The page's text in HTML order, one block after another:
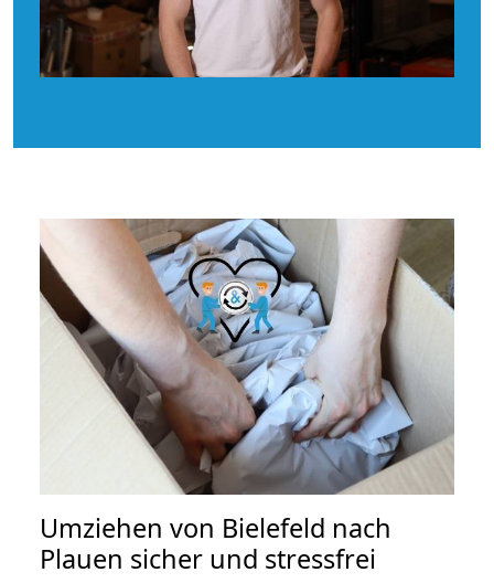
Umziehen von Bielefeld nach
Plauen sicher und stressfrei